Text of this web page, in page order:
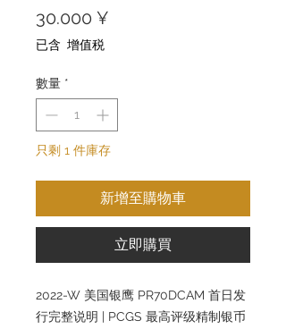
30.000 ¥
已含 增值税
數量 *
只剩 1 件庫存
新增至購物車
立即購買
2022-W 美国银鹰 PR70DCAM 首日发
行完整说明 | PCGS 最高评级精制银币